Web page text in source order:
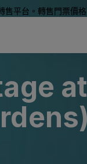
售平台。轉售門票價